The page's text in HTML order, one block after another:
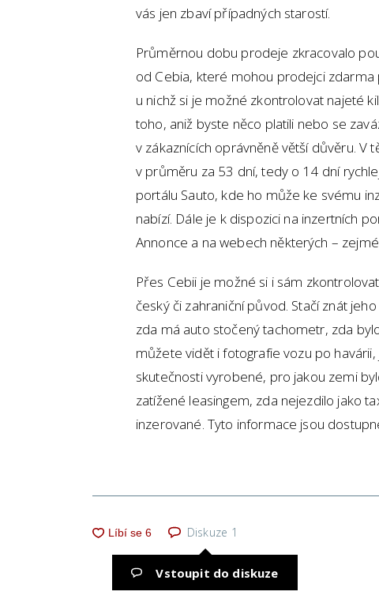
vás jen zbaví případných starostí.
Průměrnou dobu prodeje zkracovalo
od Cebia, které mohou prodejci zdarma
u nichž si je možné zkontrolovat najeté
toho, aniž byste něco platili nebo se
v zákaznících oprávněně větší důvěru.
v průměru za 53 dní, tedy o 14 dní
portálu Sauto, kde ho může ke svému
nabízí. Dále je k dispozici na inzertních
Annonce a na webech některých –
Přes Cebii je možné si i sám
český či zahraniční původ. Stačí znát
zda má auto stočený tachometr, zda
můžete vidět i fotografie vozu po
skutečnosti vyrobené, pro jakou zemi
zatížené leasingem, zda nejezdilo jako
inzerované. Tyto informace jsou
Diskuze 1
Vstoupit do diskuze